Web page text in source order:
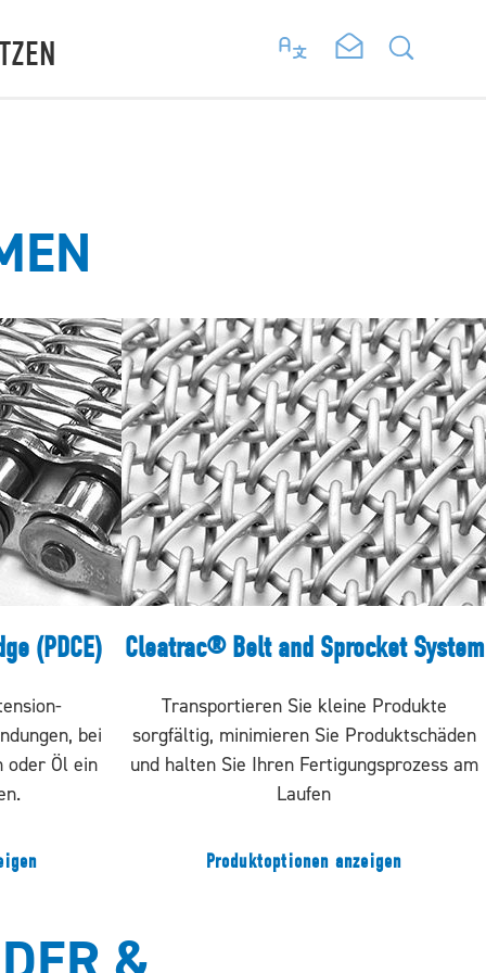
(PDCE)
bei
oder Öl ein
Cleatrac® Belt and Sprocket System
Transportieren Sie kleine Produkte
sorgfältig, minimieren Sie Produktschäden
und halten Sie Ihren Fertigungsprozess am
Laufen
Produktoptionen anzeigen